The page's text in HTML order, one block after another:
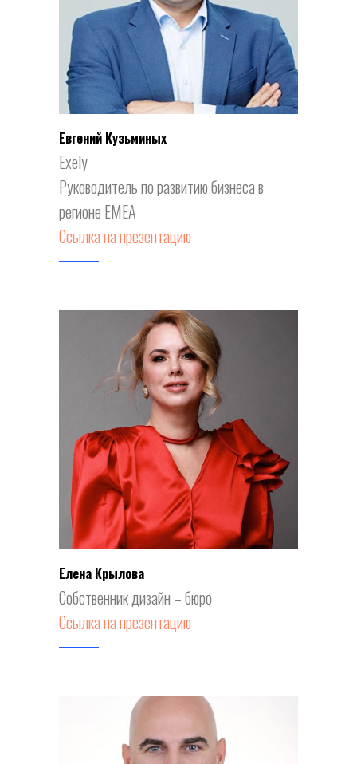
Евгений Кузьминых
Exely
Руководитель по развитию бизнеса в
регионе EMEA
Ссылка на презентацию
Елена Крылова
Собственник дизайн – бюро
Ссылка на презентацию